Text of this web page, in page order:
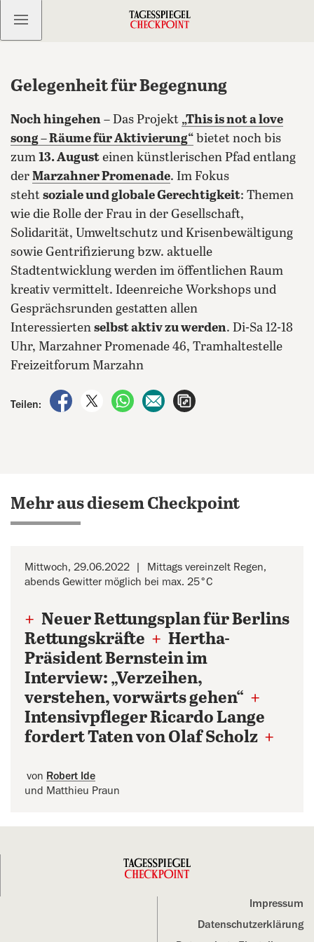
Kostenlos anmelden
Gelegenheit für Begegnung
Noch hingehen – Das Projekt „This is not a love
song – Räume für Aktivierung“ bietet noch bis
zum 13. August einen künstlerischen Pfad entlang
der Marzahner Promenade. Im Fokus
steht soziale und globale Gerechtigkeit: Themen
wie die Rolle der Frau in der Gesellschaft,
Solidarität, Umweltschutz und Krisenbewältigung
sowie Gentrifizierung bzw. aktuelle
Stadtentwicklung werden im öffentlichen Raum
kreativ vermittelt. Ideenreiche Workshops und
Gesprächsrunden gestatten allen
Interessierten selbst aktiv zu werden. Di-Sa 12-18
Uhr, Marzahner Promenade 46, Tramhaltestelle
Freizeitforum Marzahn
Teilen:
auf Facebook teilen
auf X teilenper WhatsApp teilen
per E-Mail teilen
Mehr aus diesem Checkpoint
Mittwoch, 29.06.2022
Mittags vereinzelt Regen,
abends Gewitter möglich bei max. 25°C
+ Neuer Rettungsplan für Berlins
Rettungskräfte + Hertha-
Präsident Bernstein im
Interview: „Verzeihen,
verstehen, vorwärts gehen“ +
Intensivpfleger Ricardo Lange
fordert Taten von Olaf Scholz +
von Robert Ide
und Matthieu Praun
Impressum
Datenschutz­erklärung